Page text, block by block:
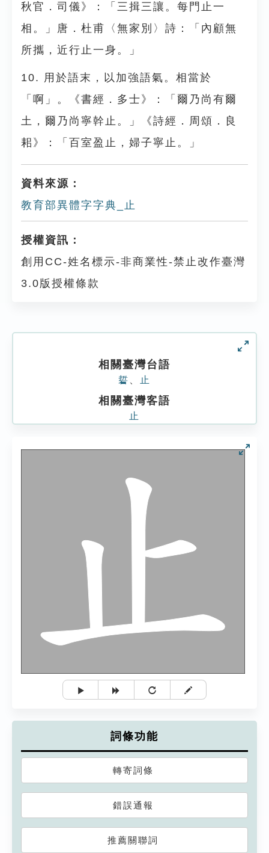
秋官．司儀》：「三揖三讓。每門止一
相。」唐．杜甫〈無家別〉詩：「內顧無
所攜，近行止一身。」
10. 用於語末，以加強語氣。相當於
「啊」。《書經．多士》：「爾乃尚有爾
土，爾乃尚寧幹止。」《詩經．周頌．良
耜》：「百室盈止，婦子寧止。」
資料來源：
教育部異體字字典_止
授權資訊：
創用CC-姓名標示-非商業性-禁止改作臺灣
3.0版授權條款
相關臺灣台語
硩 止
相關臺灣客語
止
詞條功能
轉寄詞條
錯誤通報
推薦關聯詞